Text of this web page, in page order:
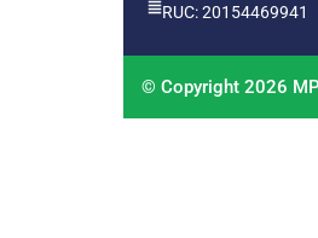
RUC: 20154469941
© Copyright 2026